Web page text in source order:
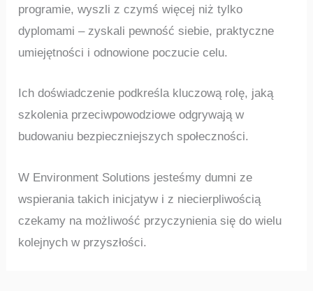
programie, wyszli z czymś więcej niż tylko
dyplomami – zyskali pewność siebie, praktyczne
umiejętności i odnowione poczucie celu.
Ich doświadczenie podkreśla kluczową rolę, jaką
szkolenia przeciwpowodziowe odgrywają w
budowaniu bezpieczniejszych społeczności.
W Environment Solutions jesteśmy dumni ze
wspierania takich inicjatyw i z niecierpliwością
czekamy na możliwość przyczynienia się do wielu
kolejnych w przyszłości.